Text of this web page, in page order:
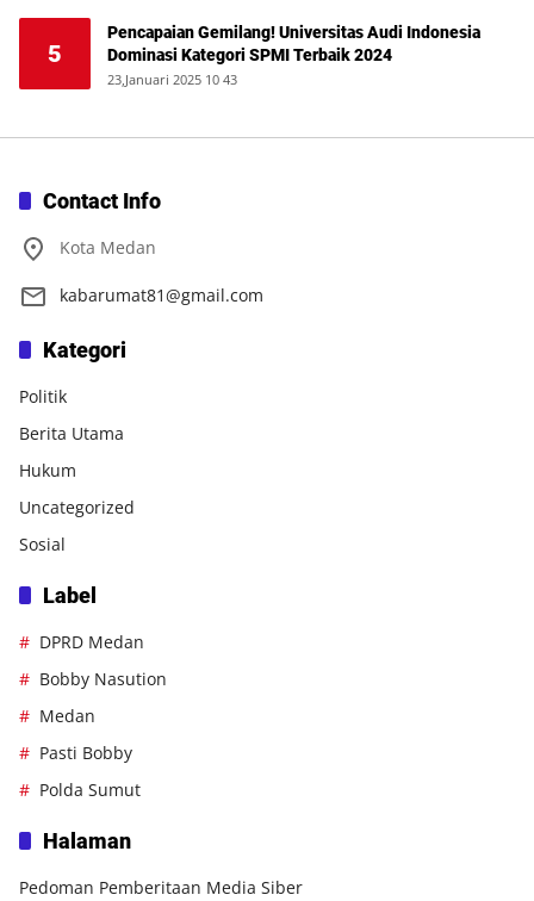
5
Pencapaian Gemilang! Universitas Audi Indonesia
Dominasi Kategori SPMI Terbaik 2024
23,Januari 2025 10 43
Contact Info
Kota Medan
kabarumat81@gmail.com
Kategori
Politik
Berita Utama
Hukum
Uncategorized
Sosial
Label
DPRD Medan
Bobby Nasution
Medan
Pasti Bobby
Polda Sumut
Halaman
Pedoman Pemberitaan Media Siber